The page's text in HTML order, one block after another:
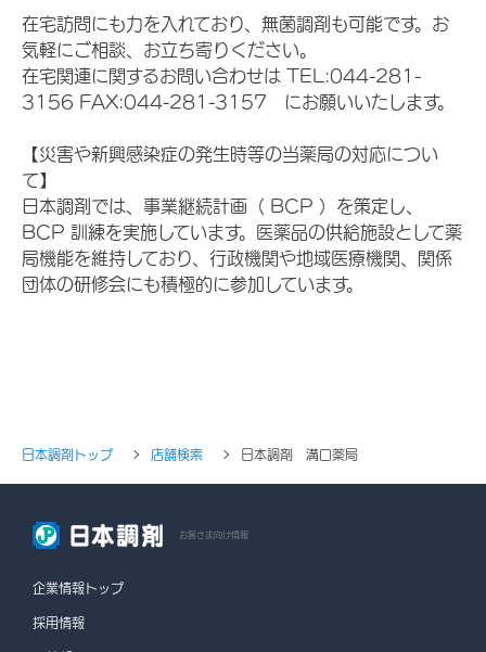
在宅訪問にも力を入れており、無菌調剤も可能です。お
気軽にご相談、お立ち寄りください。
在宅関連に関するお問い合わせは TEL:044-281-
3156 FAX:044-281-3157 にお願いいたします。
【災害や新興感染症の発生時等の当薬局の対応につい
て】
日本調剤では、事業継続計画（ BCP ）を策定し、
BCP 訓練を実施しています。医薬品の供給施設として薬
局機能を維持しており、行政機関や地域医療機関、関係
団体の研修会にも積極的に参加しています。
日本調剤トップ 店舗検索 日本調剤 溝口薬局
お客さま向け情報
企業情報トップ
採用情報